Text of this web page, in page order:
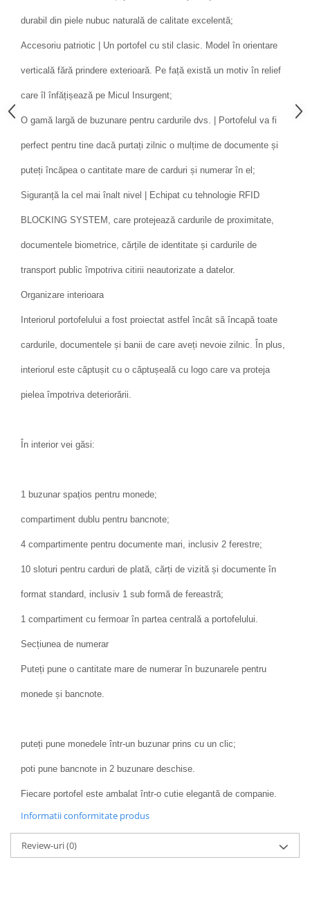
durabil din piele nubuc naturală de calitate excelentă;
Accesoriu patriotic | Un portofel cu stil clasic. Model în orientare
verticală fără prindere exterioară. Pe față există un motiv în relief
care îl înfățișează pe Micul Insurgent;
O gamă largă de buzunare pentru cardurile dvs. | Portofelul va fi
perfect pentru tine dacă purtați zilnic o mulțime de documente și
puteți încăpea o cantitate mare de carduri și numerar în el;
Siguranță la cel mai înalt nivel | Echipat cu tehnologie RFID
BLOCKING SYSTEM, care protejează cardurile de proximitate,
documentele biometrice, cărțile de identitate și cardurile de
transport public împotriva citirii neautorizate a datelor.
Organizare interioara
Interiorul portofelului a fost proiectat astfel încât să încapă toate
cardurile, documentele și banii de care aveți nevoie zilnic. În plus,
interiorul este căptușit cu o căptușeală cu logo care va proteja
pielea împotriva deteriorării.
În interior vei găsi:
1 buzunar spațios pentru monede;
compartiment dublu pentru bancnote;
4 compartimente pentru documente mari, inclusiv 2 ferestre;
10 sloturi pentru carduri de plată, cărți de vizită și documente în
format standard, inclusiv 1 sub formă de fereastră;
1 compartiment cu fermoar în partea centrală a portofelului.
Secțiunea de numerar
Puteți pune o cantitate mare de numerar în buzunarele pentru
monede și bancnote.
puteți pune monedele într-un buzunar prins cu un clic;
poti pune bancnote in 2 buzunare deschise.
Fiecare portofel este ambalat într-o cutie elegantă de companie.
Informatii conformitate produs
Review-uri(0)